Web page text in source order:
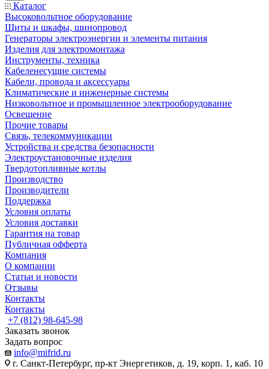
Каталог
Высоковольтное оборудование
Щиты и шкафы, шинопровод
Генераторы электроэнергии и элементы питания
Изделия для электромонтажа
Инструменты, техника
Кабеленесущие системы
Кабели, провода и аксессуары
Климатические и инженерные системы
Низковольтное и промышленное электрооборудование
Освещение
Прочие товары
Связь, телекоммуникации
Устройства и средства безопасности
Электроустановочные изделия
Твердотопливные котлы
Производство
Производители
Поддержка
Условия оплаты
Условия доставки
Гарантия на товар
Публичная офферта
Компания
О компании
Статьи и новости
Отзывы
Контакты
Контакты
+7 (812) 98-645-98
Заказать звонок
Задать вопрос
info@mifrid.ru
г. Санкт-Петербург, пр-кт Энергетиков, д. 19, корп. 1, каб. 10